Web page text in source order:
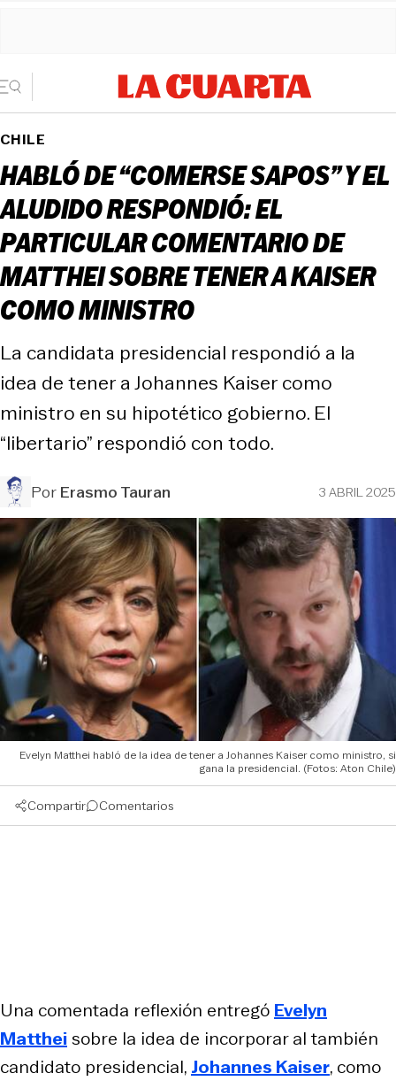
CHILE
HABLÓ DE “COMERSE SAPOS” Y EL
ALUDIDO RESPONDIÓ: EL
PARTICULAR COMENTARIO DE
MATTHEI SOBRE TENER A KAISER
COMO MINISTRO
La candidata presidencial respondió a la
idea de tener a Johannes Kaiser como
ministro en su hipotético gobierno. El
“libertario” respondió con todo.
PorErasmo Tauran 3 ABRIL 2025
Evelyn Matthei habló de la idea de tener a Johannes Kaiser como ministro, si
gana la presidencial. (Fotos: Aton Chile)
Compartir Comentarios
Una comentada reflexión entregó Evelyn
Mattheisobre la idea de incorporar al también
candidato presidencial, Johannes Kaiser, como